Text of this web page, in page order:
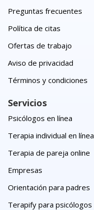
Preguntas frecuentes
Política de citas
Ofertas de trabajo
Aviso de privacidad
Términos y condiciones
Servicios
Psicólogos en línea
Terapia individual en línea
Terapia de pareja online
Empresas
Orientación para padres
Terapify para psicólogos